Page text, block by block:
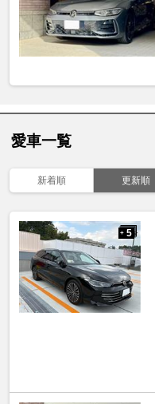
愛車一覧
新着順 更新順
+ 5